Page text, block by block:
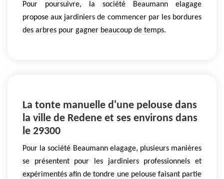
Pour poursuivre, la société Beaumann elagage
propose aux jardiniers de commencer par les bordures
des arbres pour gagner beaucoup de temps.
La tonte manuelle d'une pelouse dans
la ville de Redene et ses environs dans
le 29300
Pour la société Beaumann elagage, plusieurs manières
se présentent pour les jardiniers professionnels et
expérimentés afin de tondre une pelouse faisant partie